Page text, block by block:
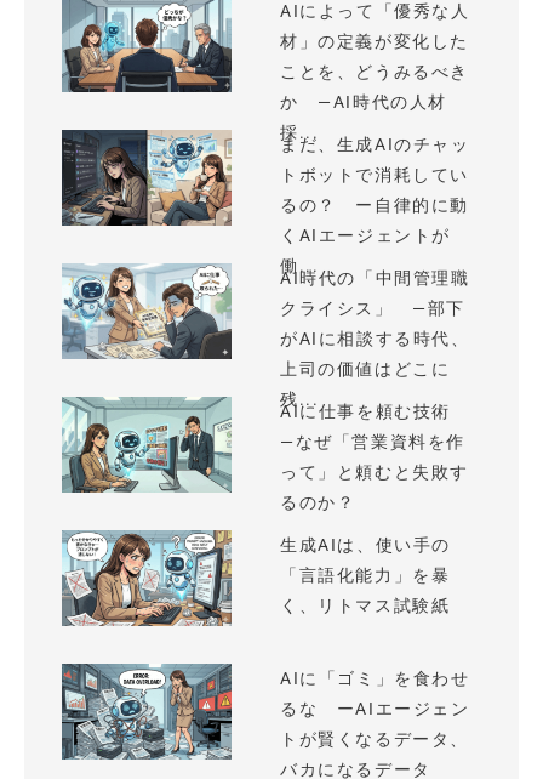
AIによって「優秀な人
材」の定義が変化した
ことを、どうみるべき
か —AI時代の人材
採...
まだ、生成AIのチャッ
トボットで消耗してい
るの？ ー自律的に動
くAIエージェントが
働...
AI時代の「中間管理職
クライシス」 —部下
がAIに相談する時代、
上司の価値はどこに
残...
AIに仕事を頼む技術
—なぜ「営業資料を作
って」と頼むと失敗す
るのか？
生成AIは、使い手の
「言語化能力」を暴
く、リトマス試験紙
AIに「ゴミ」を食わせ
るな ーAIエージェン
トが賢くなるデータ、
バカになるデータ